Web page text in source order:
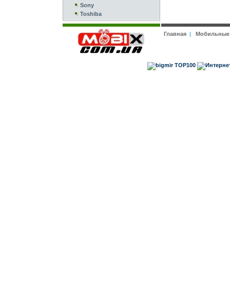
Sony
Toshiba
Главная|